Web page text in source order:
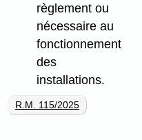
règlement ou
nécessaire au
fonctionnement
des
installations.
R.M. 115/2025